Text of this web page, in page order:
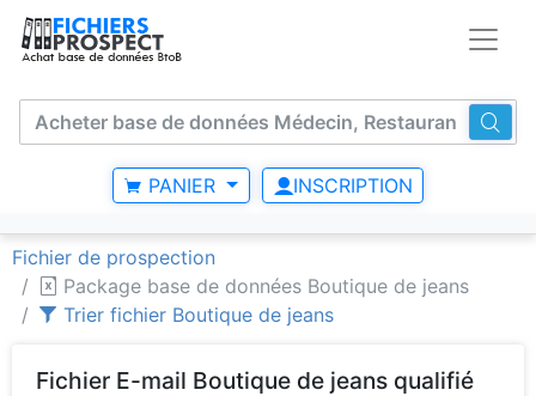
PANIER INSCRIPTION
Fichier de prospection
Package base de données Boutique de jeans
Trier fichier Boutique de jeans
Fichier E-mail Boutique de jeans qualifié